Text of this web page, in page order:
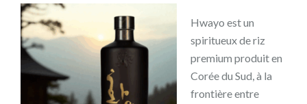
Hwayo est un
spiritueux de riz
premium produit en
Corée du Sud, à la
frontière entre